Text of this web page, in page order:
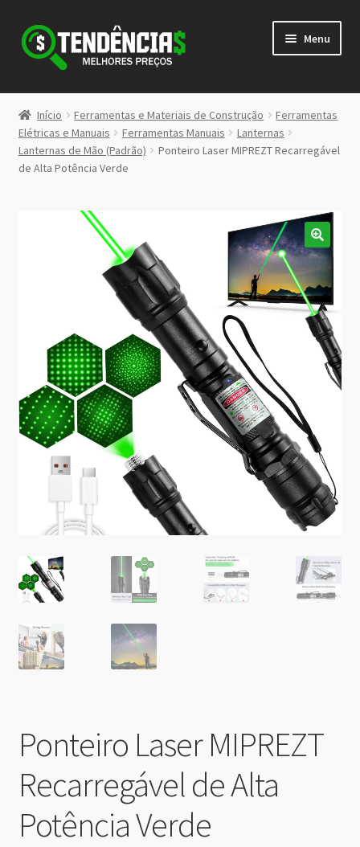
Pular
para
navegação
Pular
para
conteúdo
Menu
LOJA
<>
menu
Início Ferramentas e Materiais de Construção
Ferramentas
Elétricas e Manuais
Ferramentas Manuais
Lanternas
Lanternas de Mão (Padrão)
Ponteiro Laser MIPREZT Recarregável
de Alta Potência Verde
Ponteiro Laser MIPREZT
Recarregável de Alta
Potência Verde